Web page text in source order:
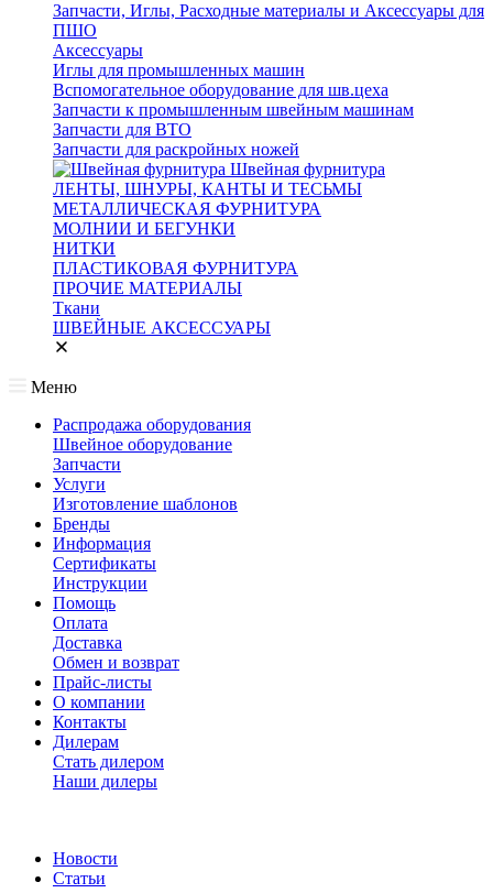
Запчасти, Иглы, Расходные материалы и Аксессуары для
ПШО
Аксессуары
Иглы для промышленных машин
Вспомогательное оборудование для шв.цеха
Запчасти к промышленным швейным машинам
Запчасти для ВТО
Запчасти для раскройных ножей
Швейная фурнитура
ЛЕНТЫ, ШНУРЫ, КАНТЫ И ТЕСЬМЫ
МЕТАЛЛИЧЕСКАЯ ФУРНИТУРА
МОЛНИИ И БЕГУНКИ
НИТКИ
ПЛАСТИКОВАЯ ФУРНИТУРА
ПРОЧИЕ МАТЕРИАЛЫ
Ткани
ШВЕЙНЫЕ АКСЕССУАРЫ
Меню
Распродажа оборудования
Швейное оборудование
Запчасти
Услуги
Изготовление шаблонов
Бренды
Информация
Сертификаты
Инструкции
Помощь
Оплата
Доставка
Обмен и возврат
Прайс-листы
О компании
Контакты
Дилерам
Стать дилером
Наши дилеры
Новости
Статьи